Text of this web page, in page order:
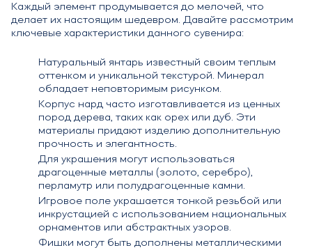
Каждый элемент продумывается до мелочей, что
делает их настоящим шедевром. Давайте рассмотрим
ключевые характеристики данного сувенира:
Натуральный янтарь известный своим теплым
оттенком и уникальной текстурой. Минерал
обладает неповторимым рисунком.
Корпус нард часто изготавливается из ценных
пород дерева, таких как орех или дуб. Эти
материалы придают изделию дополнительную
прочность и элегантность.
Для украшения могут использоваться
драгоценные металлы (золото, серебро),
перламутр или полудрагоценные камни.
Игровое поле украшается тонкой резьбой или
инкрустацией с использованием национальных
орнаментов или абстрактных узоров.
Фишки могут быть дополнены металлическими